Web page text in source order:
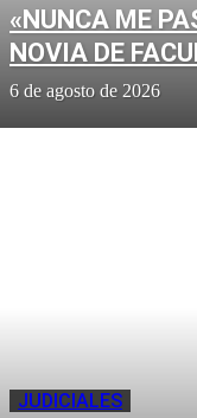
«NUNCA ME
NOVIA DE
6 de agosto de 2026
JUDICIALES